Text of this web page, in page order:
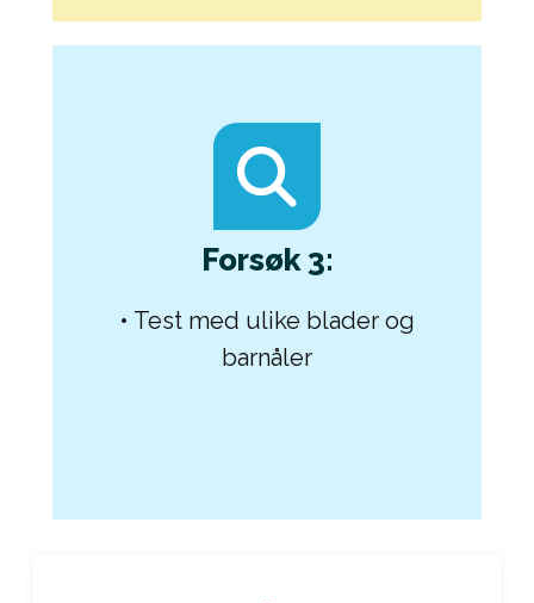
Forsøk 3:
• Test med ulike blader og
barnåler